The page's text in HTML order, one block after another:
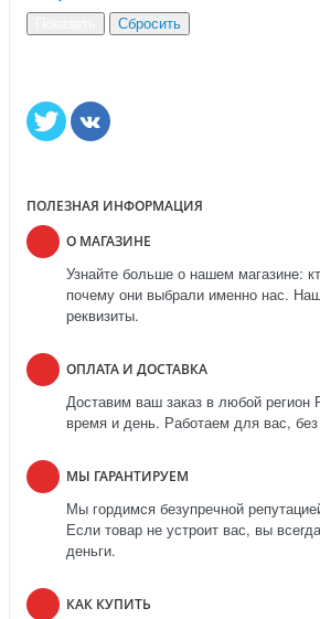
ПОЛЕЗНАЯ ИНФОРМАЦИЯ
О МАГАЗИНЕ
Узнайте больше о нашем магазине:
почему они выбрали именно нас.
реквизиты.
ОПЛАТА И ДОСТАВКА
Доставим ваш заказ в любой регион
время и день. Работаем для вас,
МЫ ГАРАНТИРУЕМ
Мы гордимся безупречной
Если товар не устроит вас, вы
деньги.
КАК КУПИТЬ